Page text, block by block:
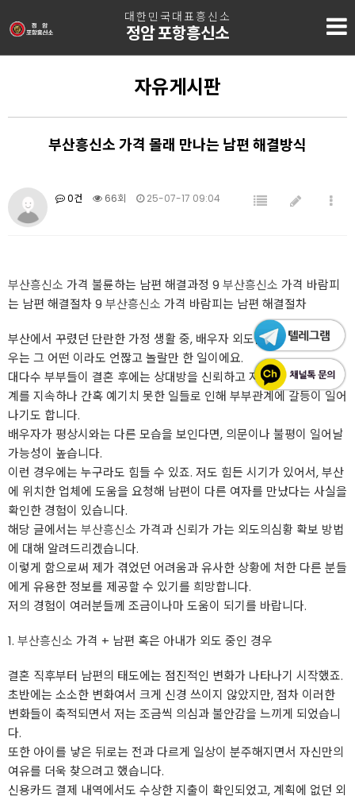
대한민국대표흥신소
정암 포항흥신소
자유게시판
부산흥신소 가격 몰래 만나는 남편 해결방식
0건 66회 25-07-17 09:04
부산흥신소 가격 불륜하는 남편 해결과정 9 부산흥신소 가격 바람피
는 남편 해결절차 9 부산흥신소 가격 바람피는 남편 해결절차
부산에서 꾸렸던 단란한 가정 생활 중, 배우자 외도를 짐작하게 된 경
우는 그 어떤 이라도 언짢고 놀랄만 한 일이에요.
대다수 부부들이 결혼 후에는 상대방을 신뢰하고 지지하며 평온한 관
계를 지속하나 간혹 예기치 못한 일들로 인해 부부관계에 갈등이 일어
나기도 합니다.
배우자가 평상시와는 다른 모습을 보인다면, 의문이나 불평이 일어날
가능성이 높습니다.
이런 경우에는 누구라도 힘들 수 있죠. 저도 힘든 시기가 있어서, 부산
에 위치한 업체에 도움을 요청해 남편이 다른 여자를 만났다는 사실을
확인한 경험이 있습니다.
해당 글에서는 부산흥신소 가격과 신뢰가 가는 외도의심황 확보 방법
에 대해 알려드리겠습니다.
이렇게 함으로써 제가 겪었던 어려움과 유사한 상황에 처한 다른 분들
에게 유용한 정보를 제공할 수 있기를 희망합니다.
저의 경험이 여러분들께 조금이나마 도움이 되기를 바랍니다.
1. 부산흥신소 가격 + 남편 혹은 아내가 외도 중인 경우
결혼 직후부터 남편의 태도에는 점진적인 변화가 나타나기 시작했죠.
초반에는 소소한 변화여서 크게 신경 쓰이지 않았지만, 점차 이러한
변화들이 축적되면서 저는 조금씩 의심과 불안감을 느끼게 되었습니
다.
또한 아이를 낳은 뒤로는 전과 다르게 일상이 분주해지면서 자신만의
여유를 더욱 찾으려고 했습니다.
신용카드 결제 내역에서도 수상한 지출이 확인되었고, 계획에 없던 외